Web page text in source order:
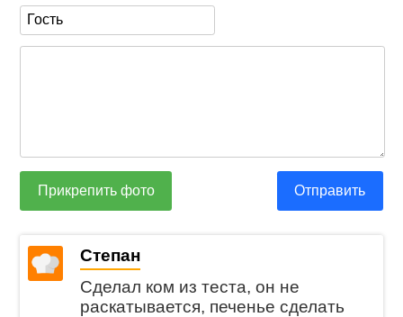
Прикрепить фото Отправить
Степан
Сделал ком из теста, он не
раскатывается, печенье сделать